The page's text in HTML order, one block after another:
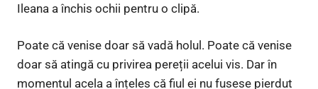
Ileana a închis ochii pentru o clipă.
Poate că venise doar să vadă holul. Poate că venise
doar să atingă cu privirea pereții acelui vis. Dar în
momentul acela a înțeles că fiul ei nu fusese pierdut